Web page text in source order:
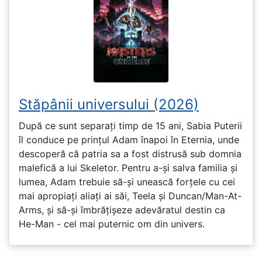
Stăpânii universului (2026)
După ce sunt separați timp de 15 ani, Sabia Puterii
îl conduce pe prințul Adam înapoi în Eternia, unde
descoperă că patria sa a fost distrusă sub domnia
malefică a lui Skeletor. Pentru a-și salva familia și
lumea, Adam trebuie să-și unească forțele cu cei
mai apropiați aliați ai săi, Teela și Duncan/Man-At-
Arms, și să-și îmbrățișeze adevăratul destin ca
He-Man - cel mai puternic om din univers.